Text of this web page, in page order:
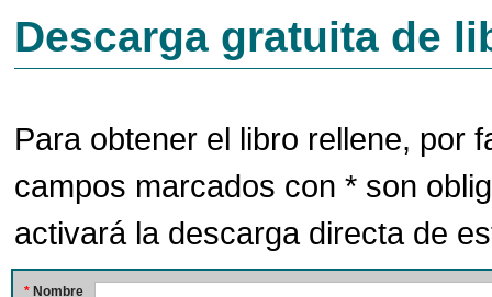
Descarga gratuita de
Para obtener el libro rellene, por
campos marcados con * son
activará la descarga directa de
* Nombre